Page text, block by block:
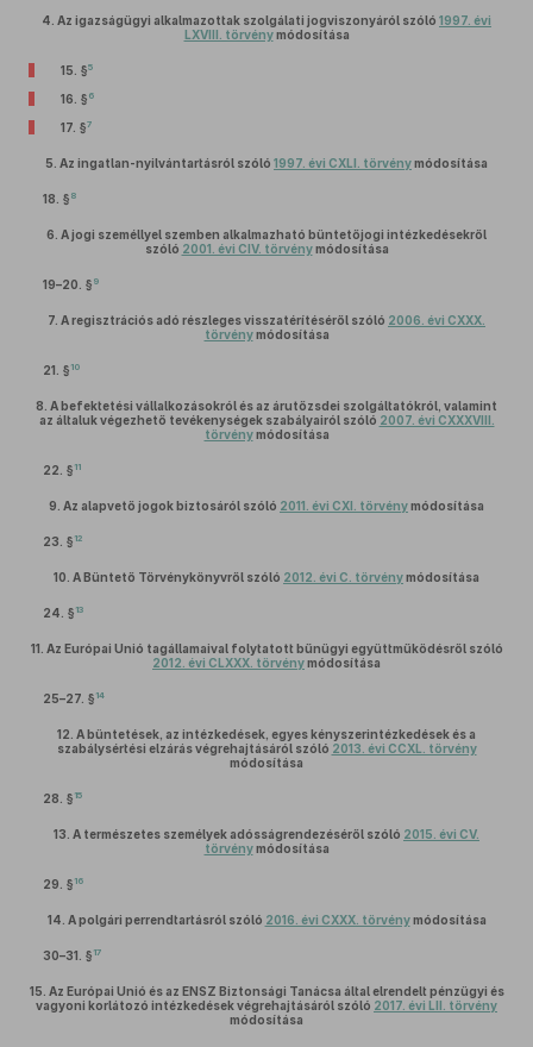
4. Az igazságügyi alkalmazottak szolgálati jogviszonyáról szóló 1997. évi
LXVIII. törvénymódosítása
15. §5
16. § 6
17. §7
5. Az ingatlan-nyilvántartásról szóló 1997. évi CXLI. törvénymódosítása
18. § 8
6. A jogi személlyel szemben alkalmazható büntetőjogi intézkedésekről
szóló 2001. évi CIV. törvénymódosítása
19–20. § 9
7. A regisztrációs adó részleges visszatérítéséről szóló 2006. évi CXXX.
törvénymódosítása
21. § 10
8. A befektetési vállalkozásokról és az árutőzsdei szolgáltatókról, valamint
az általuk végezhető tevékenységek szabályairól szóló 2007. évi CXXXVIII.
törvénymódosítása
22. § 11
9. Az alapvető jogok biztosáról szóló 2011. évi CXI. törvénymódosítása
23. § 12
10. A Büntető Törvénykönyvről szóló 2012. évi C. törvénymódosítása
24. § 13
11. Az Európai Unió tagállamaival folytatott bűnügyi együttműködésről szóló
2012. évi CLXXX. törvénymódosítása
25–27. § 14
12. A büntetések, az intézkedések, egyes kényszerintézkedések és a
szabálysértési elzárás végrehajtásáról szóló 2013. évi CCXL. törvény
módosítása
28. § 15
13. A természetes személyek adósságrendezéséről szóló 2015. évi CV.
törvénymódosítása
29. § 16
14. A polgári perrendtartásról szóló 2016. évi CXXX. törvénymódosítása
30–31. § 17
15. Az Európai Unió és az ENSZ Biztonsági Tanácsa által elrendelt pénzügyi és
vagyoni korlátozó intézkedések végrehajtásáról szóló 2017. évi LII. törvény
módosítása